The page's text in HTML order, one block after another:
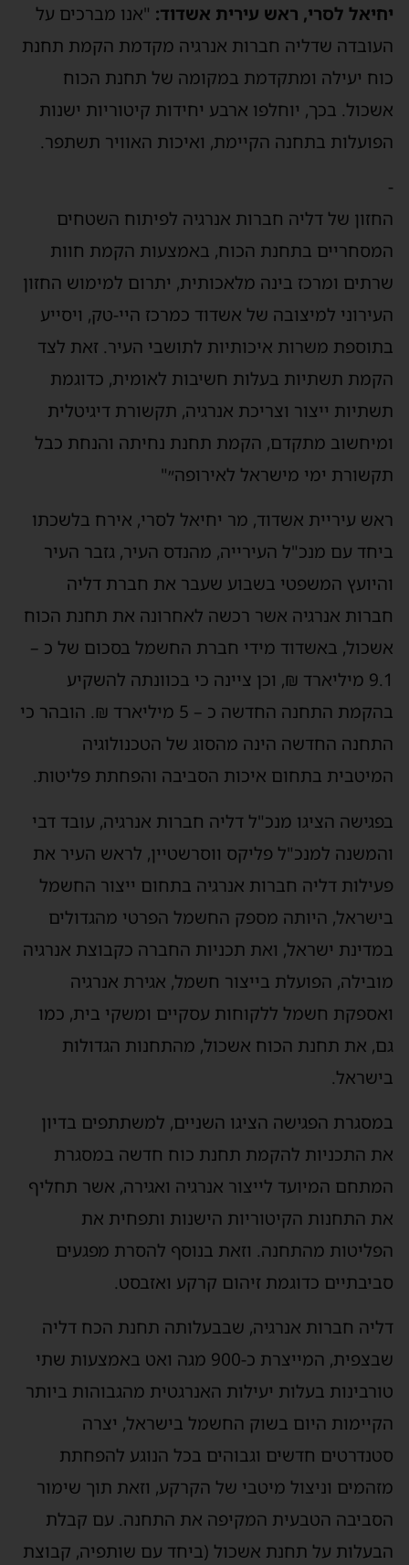
לסרי, ראש עירית אשדוד:"אנו מברכים על
שדליה חברות אנרגיה מקדמת הקמת תחנת
יעילה ומתקדמת במקומה של תחנת הכוח
בכך, יוחלפו ארבע יחידות קיטוריות ישנות
בתחנה הקיימת, ואיכות האוויר תשתפר.
של דליה חברות אנרגיה לפיתוח השטחים
בתחנת הכוח, באמצעות הקמת חוות
ומרכז בינה מלאכותית, יתרום למימוש החזון
למיצובה של אשדוד כמרכז היי-טק, ויסייע
משרות איכותיות לתושבי העיר. זאת לצד
תשתיות בעלות חשיבות לאומית, כדוגמת
ייצור וצריכת אנרגיה, תקשורת דיגיטלית
מתקדם, הקמת תחנת נחיתה והנחת כבל
ימי מישראל לאירופה״"
עיריית אשדוד, מר יחיאל לסרי, אירח בלשכתו
עם מנכ"ל העירייה, מהנדס העיר, גזבר העיר
המשפטי בשבוע שעבר את חברת דליה
אנרגיה אשר רכשה לאחרונה את תחנת הכוח
באשדוד מידי חברת החשמל בסכום של כ –
9.1 מיליארד ₪, וכן ציינה כי בכוונתה להשקיע
בהקמת התחנה החדשה כ – 5 מיליארד ₪. הובהר כי
החדשה הינה מהסוג של הטכנולוגיה
בתחום איכות הסביבה והפחתת פליטות.
הציגו מנכ"ל דליה חברות אנרגיה, עובד דבי
למנכ"ל פליקס ווסרשטיין, לראש העיר את
דליה חברות אנרגיה בתחום ייצור החשמל
היותה מספק החשמל הפרטי מהגדולים
ישראל, ואת תכניות החברה כקבוצת אנרגיה
הפועלת בייצור חשמל, אגירת אנרגיה
חשמל ללקוחות עסקיים ומשקי בית, כמו
את תחנת הכוח אשכול, מהתחנות הגדולות
הפגישה הציגו השניים, למשתתפים בדיון
התכניות להקמת תחנת כוח חדשה במסגרת
המיועד לייצור אנרגיה ואגירה, אשר תחליף
התחנות הקיטוריות הישנות ותפחית את
מהתחנה. וזאת בנוסף להסרת מפגעים
כדוגמת זיהום קרקע ואזבסט.
חברות אנרגיה, שבבעלותה תחנת הכח דליה
שבצפית, המייצרת כ-900 מגה ואט באמצעות שתי
בעלות יעילות האנרגטית מהגבוהות ביותר
היום בשוק החשמל בישראל, יצרה
חדשים וגבוהים בכל הנוגע להפחתת
וניצול מיטבי של הקרקע, וזאת תוך שימור
הטבעית המקיפה את התחנה. עם קבלת
על תחנת אשכול (ביחד עם שותפיה, קבוצת